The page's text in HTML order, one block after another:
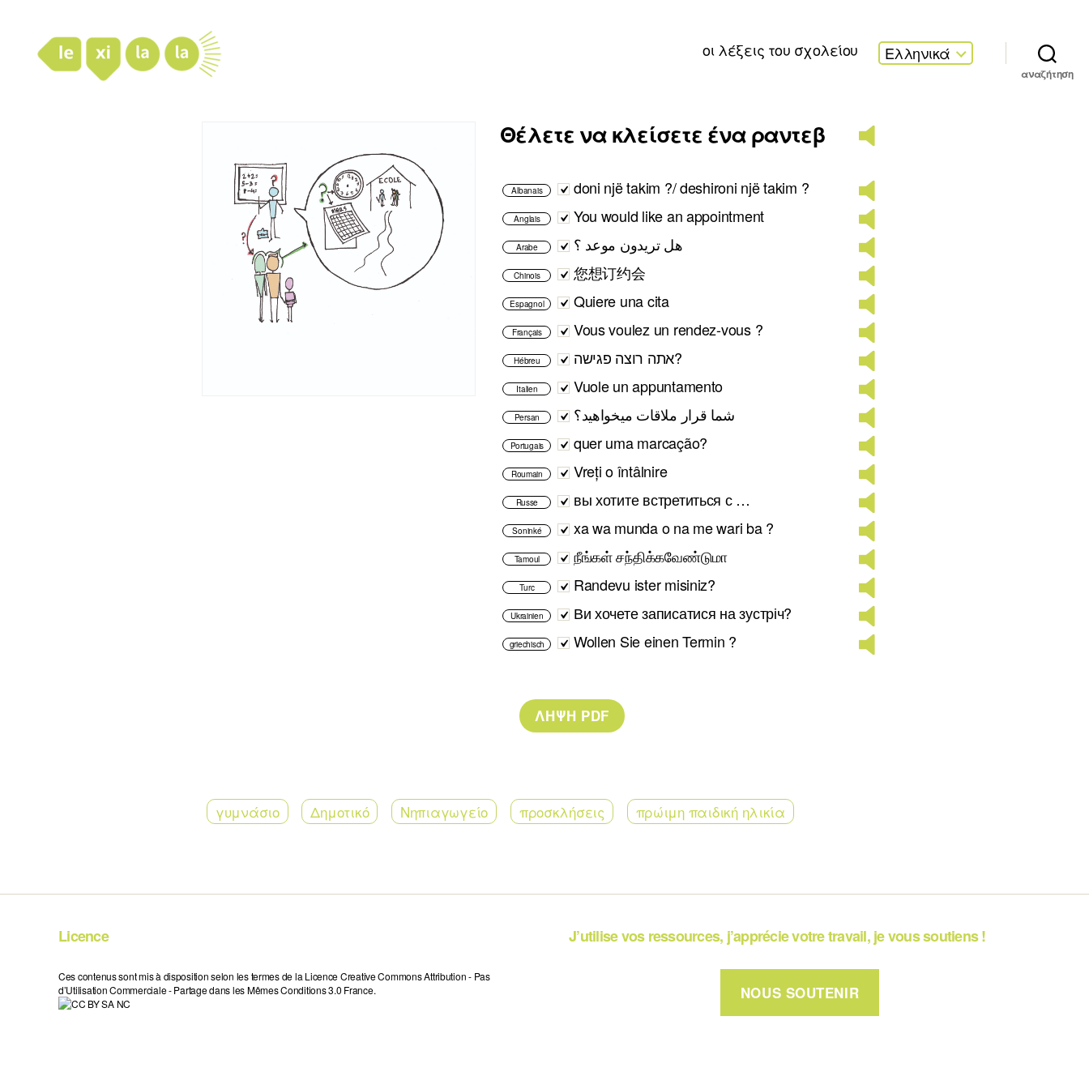
οι λέξεις του σχολείου Ελληνικά
αναζήτηση
Θέλετε να κλείσετε ένα ραντεβ
Albanais doni një takim ?/ deshironi një takim ?
Anglais You would like an appointment
Arabe هل تريدون موعد ؟
Chinois 您想订约会
Espagnol Quiere una cita
Français Vous voulez un rendez-vous ?
Hébreu אתה רוצה פגישה?
Italien Vuole un appuntamento
Persan شما قرار ملاقات میخواهید؟
Portugais quer uma marcação?
Roumain Vreți o întâlnire
Russe вы хотите встретиться с …
Soninké xa wa munda o na me wari ba ?
Tamoul நீங்கள் சந்திக்கவேண்டுமா
Turc Randevu ister misiniz?
Ukrainien Ви хочете записатися на зустріч?
griechisch Wollen Sie einen Termin ?
γυμνάσιο Δημοτικό Νηπιαγωγείο προσκλήσεις πρώιμη παιδική ηλικία
Licence
Ces contenus sont mis à disposition selon les termes de la Licence Creative Commons Attribution - Pas
d’Utilisation Commerciale - Partage dans les Mêmes Conditions 3.0 France.
J’utilise vos ressources, j’apprécie votre travail, je vous soutiens !
NOUS SOUTENIR